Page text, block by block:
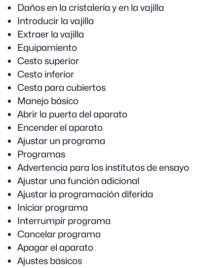
Daños en la cristalería y en la vajilla
Introducir la vajilla
Extraer la vajilla
Equipamiento
Cesto superior
Cesto inferior
Cesta para cubiertos
Manejo básico
Abrir la puerta del aparato
Encender el aparato
Ajustar un programa
Programas
Advertencia para los institutos de ensayo
Ajustar una función adicional
Ajustar la programación diferida
Iniciar programa
Interrumpir programa
Cancelar programa
Apagar el aparato
Ajustes básicos